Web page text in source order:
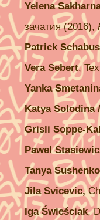
Yelena
зачатия (2016),
Patrick Schabus
Vera Sebert,
Yanka
Katya Solodina
Grisli Soppe-
Pawel
Tanya
Jila Svicevic,
Iga Świeściak,